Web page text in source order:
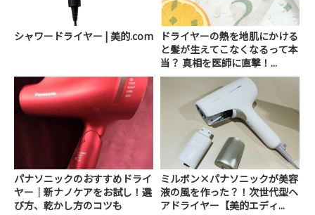
シャワードライヤー | 美的.com
ドライヤーの熱を地肌にかける
と髪が生えてこなくなるって本
当？ 真相を医師に直撃！...
パナソニックのおすすめドライ
ヤー｜新ナノケアをお試し！選
び方、乾かし方のコツも
ミルボン×パナソニックが美容
液の風を作った？！次世代型ヘ
アドライヤー【美的エディ...